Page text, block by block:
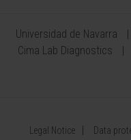
Universidad de Navarra
Cima Lab Diagnostics
Legal Notice Data